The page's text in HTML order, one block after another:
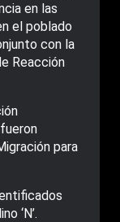
en las
el poblado
con la
Reacción
para
‘N’.